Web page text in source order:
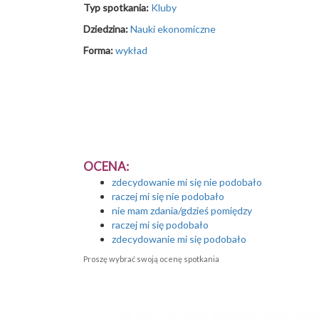
Typ spotkania: Kluby
Dziedzina:Nauki ekonomiczne
Forma:wykład
OCENA:
zdecydowanie mi się nie podobało
raczej mi się nie podobało
nie mam zdania/gdzieś pomiędzy
raczej mi się podobało
zdecydowanie mi się podobało
Proszę wybrać swoją ocenę spotkania